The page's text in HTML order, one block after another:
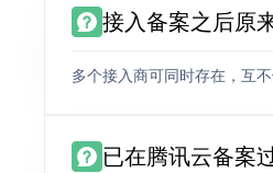
接入备案之后原
多个接入商可同时存在，互
已在腾讯云备案